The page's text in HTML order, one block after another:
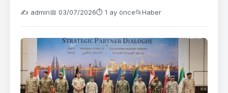
✍️ admin📅 03/07/2026⏱ 1 ay önce📂Haber